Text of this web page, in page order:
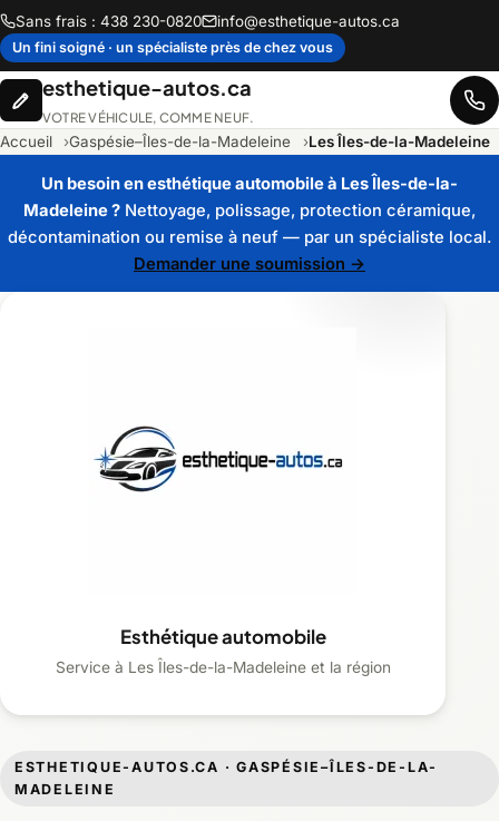
Sans frais : 438 230-0820 info@esthetique-autos.ca
Un fini soigné · un spécialiste près de chez vous
esthetique-autos.ca
VOTRE VÉHICULE, COMME NEUF.
Accueil Gaspésie–Îles-de-la-Madeleine Les Îles-de-la-Madeleine
Un besoin en esthétique automobile à Les Îles-de-la-
Madeleine ? Nettoyage, polissage, protection céramique,
décontamination ou remise à neuf — par un spécialiste local.
Demander une soumission →
ESTHETIQUE-AUTOS.CA · GASPÉSIE–ÎLES-DE-LA-
MADELEINE
Esthétique automobile
Service à Les Îles-de-la-Madeleine et la région